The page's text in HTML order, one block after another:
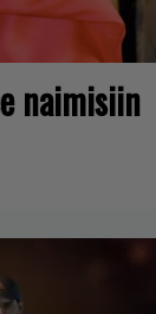
naimisiin